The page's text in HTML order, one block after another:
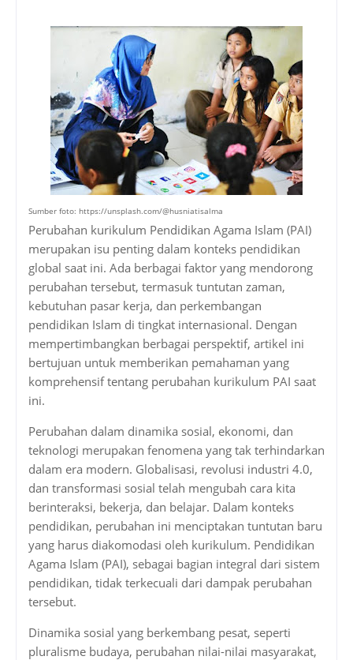
Sumber foto: https://unsplash.com/@husniatisalma
Perubahan kurikulum Pendidikan Agama Islam (PAI)
merupakan isu penting dalam konteks pendidikan
global saat ini. Ada berbagai faktor yang mendorong
perubahan tersebut, termasuk tuntutan zaman,
kebutuhan pasar kerja, dan perkembangan
pendidikan Islam di tingkat internasional. Dengan
mempertimbangkan berbagai perspektif, artikel ini
bertujuan untuk memberikan pemahaman yang
komprehensif tentang perubahan kurikulum PAI saat
ini.
Perubahan dalam dinamika sosial, ekonomi, dan
teknologi merupakan fenomena yang tak terhindarkan
dalam era modern. Globalisasi, revolusi industri 4.0,
dan transformasi sosial telah mengubah cara kita
berinteraksi, bekerja, dan belajar. Dalam konteks
pendidikan, perubahan ini menciptakan tuntutan baru
yang harus diakomodasi oleh kurikulum. Pendidikan
Agama Islam (PAI), sebagai bagian integral dari sistem
pendidikan, tidak terkecuali dari dampak perubahan
tersebut.
Dinamika sosial yang berkembang pesat, seperti
pluralisme budaya, perubahan nilai-nilai masyarakat,